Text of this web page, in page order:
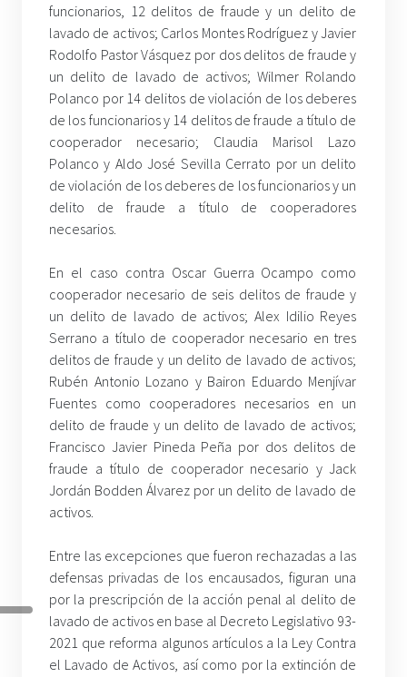
funcionarios, 12 delitos de fraude y un delito de
lavado de activos; Carlos Montes Rodríguez y Javier
Rodolfo Pastor Vásquez por dos delitos de fraude y
un delito de lavado de activos; Wilmer Rolando
Polanco por 14 delitos de violación de los deberes
de los funcionarios y 14 delitos de fraude a título de
cooperador necesario; Claudia Marisol Lazo
Polanco y Aldo José Sevilla Cerrato por un delito
de violación de los deberes de los funcionarios y un
delito de fraude a título de cooperadores
necesarios.
En el caso contra Oscar Guerra Ocampo como
cooperador necesario de seis delitos de fraude y
un delito de lavado de activos; Alex Idilio Reyes
Serrano a título de cooperador necesario en tres
delitos de fraude y un delito de lavado de activos;
Rubén Antonio Lozano y Bairon Eduardo Menjívar
Fuentes como cooperadores necesarios en un
delito de fraude y un delito de lavado de activos;
Francisco Javier Pineda Peña por dos delitos de
fraude a título de cooperador necesario y Jack
Jordán Bodden Álvarez por un delito de lavado de
activos.
Entre las excepciones que fueron rechazadas a las
defensas privadas de los encausados, figuran una
por la prescripción de la acción penal al delito de
lavado de activos en base al Decreto Legislativo 93-
2021 que reforma algunos artículos a la Ley Contra
el Lavado de Activos, así como por la extinción de